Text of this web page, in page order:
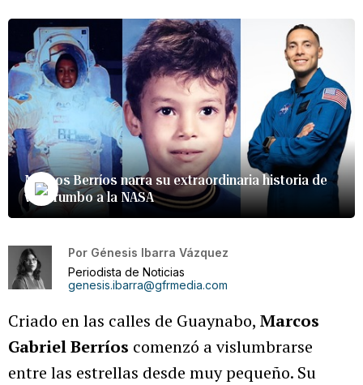
Marcos Berríos narra su extraordinaria historia de
vida rumbo a la NASA
Por Génesis Ibarra Vázquez
Periodista de Noticias
genesis.ibarra@gfrmedia.com
Criado en las calles de Guaynabo, Marcos
Gabriel Berríos comenzó a vislumbrarse
entre las estrellas desde muy pequeño. Su